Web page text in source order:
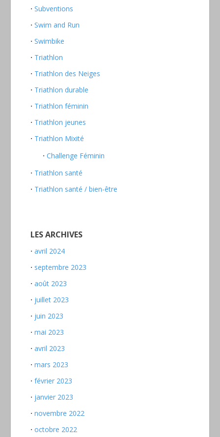
Subventions
Swim and Run
Swimbike
Triathlon
Triathlon des Neiges
Triathlon durable
Triathlon féminin
Triathlon jeunes
Triathlon Mixité
Challenge Féminin
Triathlon santé
Triathlon santé / bien-être
LES ARCHIVES
avril 2024
septembre 2023
août 2023
juillet 2023
juin 2023
mai 2023
avril 2023
mars 2023
février 2023
janvier 2023
novembre 2022
octobre 2022